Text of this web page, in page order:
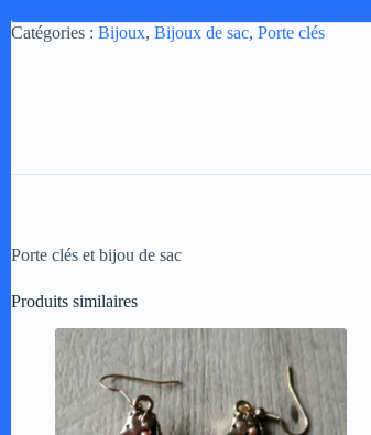
A
t
:
Catégories : Bijoux, Bijoux de sac, Porte clés
Porte clés et bijou de sac
Produits similaires